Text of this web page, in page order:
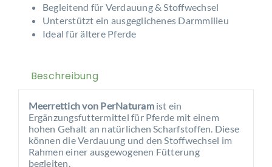
Begleitend für Verdauung & Stoffwechsel
Unterstützt ein ausgeglichenes Darmmilieu
Ideal für ältere Pferde
Beschreibung
Meerrettich von PerNaturamist ein
Ergänzungsfuttermittel für Pferde mit einem
hohen Gehalt an natürlichen Scharfstoffen. Diese
können die Verdauung und den Stoffwechsel im
Rahmen einer ausgewogenen Fütterung
begleiten.